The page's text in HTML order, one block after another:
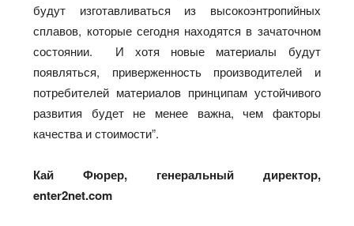
будут изготавливаться из высокоэнтропийных
сплавов, которые сегодня находятся в зачаточном
состоянии. И хотя новые материалы будут
появляться, приверженность производителей и
потребителей материалов принципам устойчивого
развития будет не менее важна, чем факторы
качества и стоимости”.
Кай Фюрер, генеральный директор,
enter2net.com